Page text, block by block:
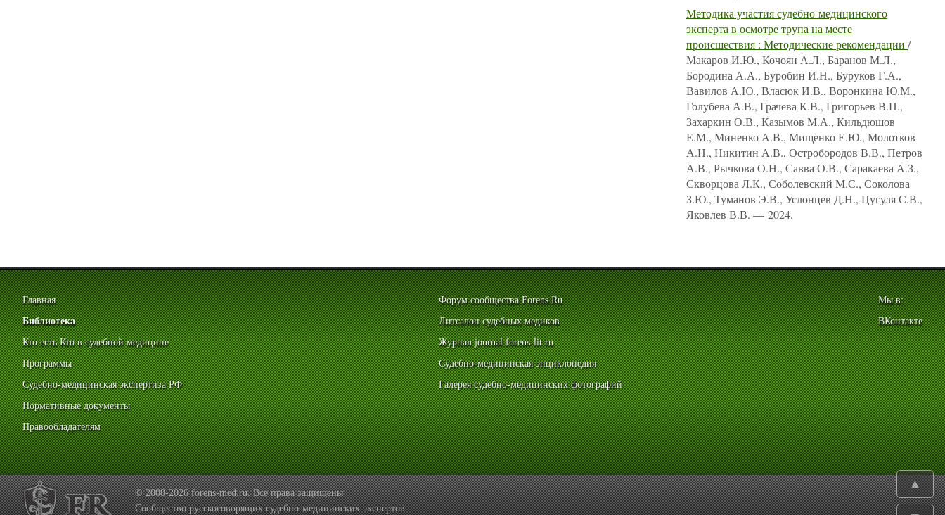
Методика участия судебно-медицинского
эксперта в осмотре трупа на месте
происшествия : Методические рекомендации /
Макаров И.Ю., Кочоян А.Л., Баранов М.Л.,
Бородина А.А., Буробин И.Н., Буруков Г.А.,
Вавилов А.Ю., Власюк И.В., Воронкина Ю.М.,
Голубева А.В., Грачева К.В., Григорьев В.П.,
Захаркин О.В., Казымов М.А., Кильдюшов
Е.М., Миненко А.В., Мищенко Е.Ю., Молотков
А.Н., Никитин А.В., Остробородов В.В., Петров
А.В., Рычкова О.Н., Савва О.В., Саракаева А.З.,
Скворцова Л.К., Соболевский М.С., Соколова
З.Ю., Туманов Э.В., Услонцев Д.Н., Цугуля С.В.,
Яковлев В.В. — 2024.
Главная
Библиотека
Кто есть Кто в судебной медицине
Программы
Судебно-медицинская экспертиза РФ
Нормативные документы
Правообладателям
Форум сообщества Forens.Ru
Литсалон судебных медиков
Журнал journal.forens-lit.ru
Судебно-медицинская энциклопедия
Галерея судебно-медицинских фотографий
Мы в:
ВКонтакте
© 2008-2026 forens-med.ru. Все права защищены
Сообщество русскоговорящих судебно-медицинских экспертов
▲